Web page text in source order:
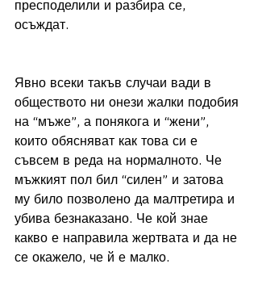
пресподелили и разбира се,
осъждат.
Явно всеки такъв случаи вади в
обществото ни онези жалки подобия
на “мъже”, а понякога и “жени”,
които обясняват как това си е
съвсем в реда на нормалното. Че
мъжкият пол бил “силен” и затова
му било позволено да малтретира и
убива безнаказано. Че кой знае
какво е направила жертвата и да не
се окажело, че й е малко.